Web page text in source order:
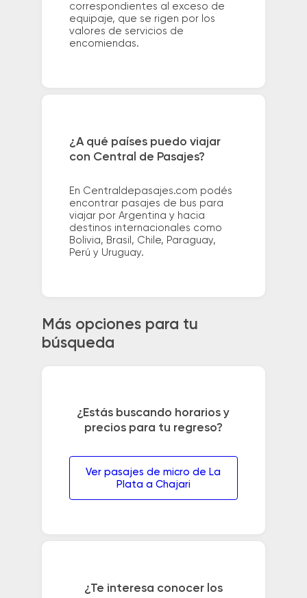
correspondientes al exceso de
equipaje, que se rigen por los
valores de servicios de
encomiendas.
¿A qué países puedo viajar
con Central de Pasajes?
En Centraldepasajes.com podés
encontrar pasajes de bus para
viajar por Argentina y hacia
destinos internacionales como
Bolivia, Brasil, Chile, Paraguay,
Perú y Uruguay.
Más opciones para tu
búsqueda
¿Estás buscando horarios y
precios para tu regreso?
Ver pasajes de micro de La
Plata a Chajari
¿Te interesa conocer los